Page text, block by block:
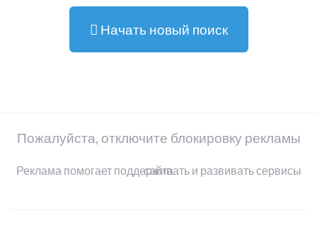
Начать новый поиск
Пожалуйста, отключите блокировку рекламы
Реклама помогает поддерживать и развивать сервисы сайта